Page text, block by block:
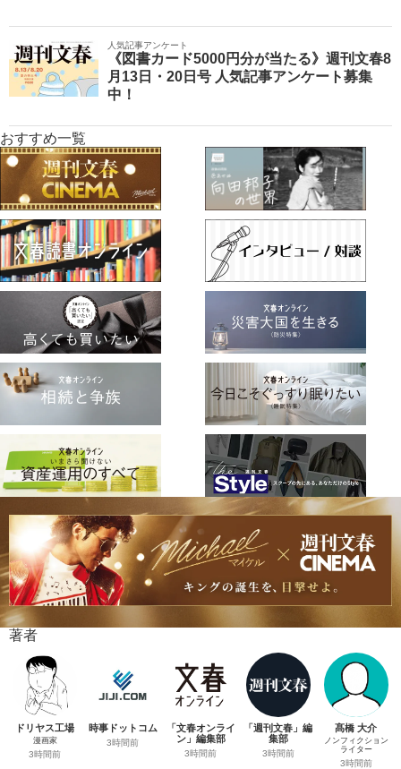
人気記事アンケート
《図書カード5000円分が当たる》週刊文春8
月13日・20日号 人気記事アンケート募集
中！
おすすめ一覧
著者
ドリヤス工場
漫画家
3時間前
時事ドットコム
3時間前
「文春オンライ
ン」編集部
3時間前
「週刊文春」編
集部
3時間前
髙橋 大介
ノンフィクション
ライター
3時間前